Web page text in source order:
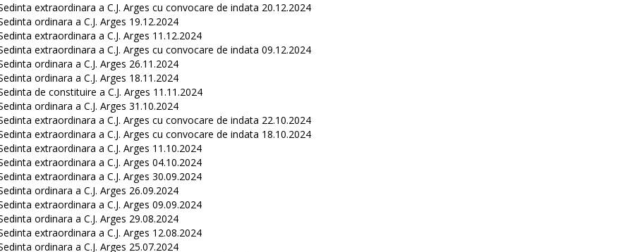
extraordinara a C.J. Arges cu convocare de indata 20.12.2024
ordinara a C.J. Arges 19.12.2024
extraordinara a C.J. Arges 11.12.2024
extraordinara a C.J. Arges cu convocare de indata 09.12.2024
ordinara a C.J. Arges 26.11.2024
ordinara a C.J. Arges 18.11.2024
de constituire a C.J. Arges 11.11.2024
ordinara a C.J. Arges 31.10.2024
extraordinara a C.J. Arges cu convocare de indata 22.10.2024
extraordinara a C.J. Arges cu convocare de indata 18.10.2024
extraordinara a C.J. Arges 11.10.2024
extraordinara a C.J. Arges 04.10.2024
extraordinara a C.J. Arges 30.09.2024
ordinara a C.J. Arges 26.09.2024
extraordinara a C.J. Arges 09.09.2024
ordinara a C.J. Arges 29.08.2024
extraordinara a C.J. Arges 12.08.2024
ordinara a C.J. Arges 25.07.2024